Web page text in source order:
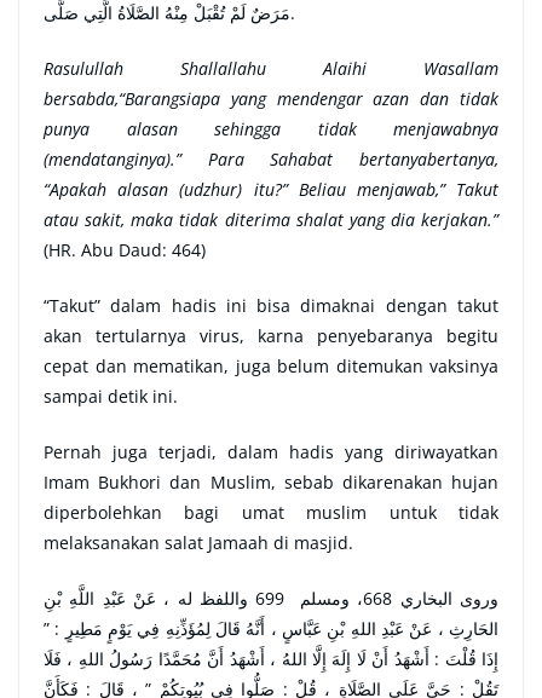
مَرَضٌ لَمْ تُقْبَلْ مِنْهُ الصَّلَاةُ الَّتِي صَلَّى.
Rasulullah Shallallahu Alaihi Wasallam
bersabda,“Barangsiapa yang mendengar azan dan tidak
punya alasan sehingga tidak menjawabnya
(mendatanginya).” Para Sahabat bertanyabertanya,
“Apakah alasan (udzhur) itu?” Beliau menjawab,” Takut
atau sakit, maka tidak diterima shalat yang dia kerjakan.”
(HR. Abu Daud: 464)
“Takut” dalam hadis ini bisa dimaknai dengan takut
akan tertularnya virus, karna penyebaranya begitu
cepat dan mematikan, juga belum ditemukan vaksinya
sampai detik ini.
Pernah juga terjadi, dalam hadis yang diriwayatkan
Imam Bukhori dan Muslim, sebab dikarenakan hujan
diperbolehkan bagi umat muslim untuk tidak
melaksanakan salat Jamaah di masjid.
وروى البخاري 668، ومسلم 699 واللفظ له ، عَنْ عَبْدِ اللَّهِ بْنِ
الحَارِثِ ، عَنْ عَبْدِ اللهِ بْنِ عَبَّاسٍ ، أَنَّهُ قَالَ لِمُؤَذِّنِهِ فِي يَوْمٍ مَطِيرٍ : ”
إِذَا قُلْتَ : أَشْهَدُ أَنْ لَا إِلَهَ إِلَّا اللهُ ، أَشْهَدُ أَنَّ مُحَمَّدًا رَسُولُ اللهِ ، فَلَا
تَقُلْ : حَيَّ عَلَى الصَّلَاةِ ، قُلْ : صَلُّوا فِي بُيُوتِكُمْ ” ، قَالَ : فَكَأَنَّ